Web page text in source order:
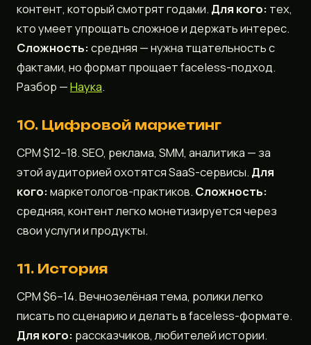
контент, который смотрят годами. Для кого: тех,
кто умеет упрощать сложное и держать интерес.
Сложность:средняя — нужна тщательность с
фактами, но формат прощает faceless-подход.
Разбор —Наука.
10. Цифровой маркетинг
CPM $12–18. SEO, реклама, SMM, аналитика — за
этой аудиторией охотятся SaaS-сервисы. Для
кого:маркетологов-практиков. Сложность:
средняя, контент легко монетизируется через
свои услуги и продукты.
11. История
CPM $6–14. Вечнозелёная тема, ролики легко
писать по сценарию и делать в faceless-формате.
Для кого: рассказчиков, любителей истории.